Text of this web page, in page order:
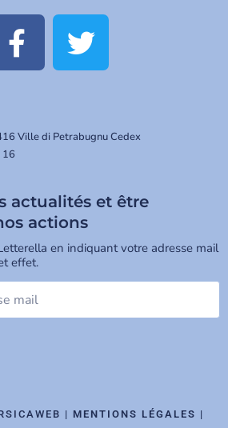
Ville di Petrabugnu Cedex
actualités et être
actions
en indiquant votre adresse mail
effet.
| MENTIONS LÉGALES |